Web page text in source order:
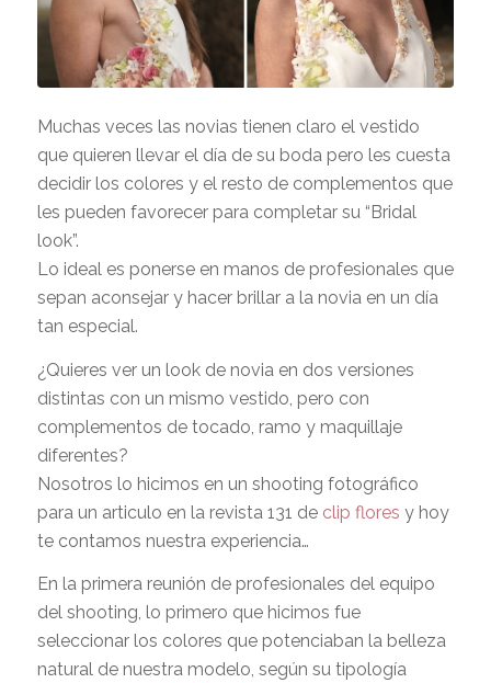
Muchas veces las novias tienen claro el vestido
que quieren llevar el día de su boda pero les cuesta
decidir los colores y el resto de complementos que
les pueden favorecer para completar su “Bridal
look”.
Lo ideal es ponerse en manos de profesionales que
sepan aconsejar y hacer brillar a la novia en un día
tan especial.
¿Quieres ver un look de novia en dos versiones
distintas con un mismo vestido, pero con
complementos de tocado, ramo y maquillaje
diferentes?
Nosotros lo hicimos en un shooting fotográfico
para un articulo en la revista 131 de clip flores y hoy
te contamos nuestra experiencia…
En la primera reunión de profesionales del equipo
del shooting, lo primero que hicimos fue
seleccionar los colores que potenciaban la belleza
natural de nuestra modelo, según su tipología